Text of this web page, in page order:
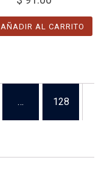
AÑADIR AL CARRITO
… 128